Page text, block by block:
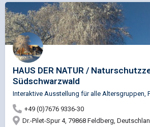
HAUS DER NATUR /
Südschwarzwald
+49 (0)7676 9336-30
Dr.-Pilet-Spur 4, 79868 Feldberg,